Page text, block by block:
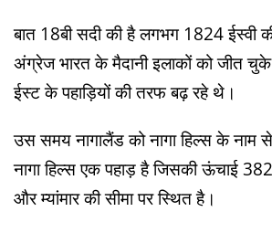
बात 18बी सदी की है लगभग 1824
अंग्रेज भारत के मैदानी इलाकों को जीत
ईस्ट के पहाड़ियों की तरफ बढ़ रहे थे।
उस समय नागालैंड को नागा हिल्स के नाम से
नागा हिल्स एक पहाड़ है जिसकी ऊंचाई
और म्यांमार की सीमा पर स्थित है।